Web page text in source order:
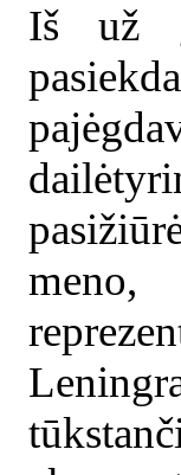
Iš už